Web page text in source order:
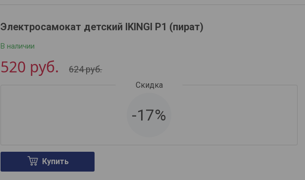
Электросамокат детский IKINGI P1 (пират)
В наличии
624руб.
520 руб.
-17%
Купить